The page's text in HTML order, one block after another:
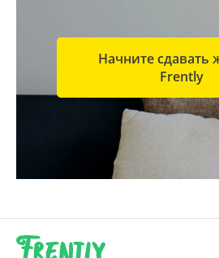
Начните сдавать
Frently